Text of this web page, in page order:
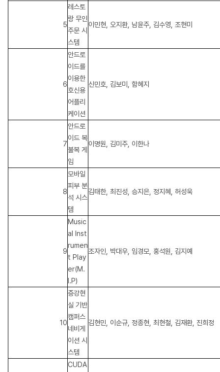
5
레스토
랑 무인
주문 시
스템
이민현, 오지환, 남윤주, 김수영, 조현미
6
안드로
이드를
이용한
호신용
어플리
케이션
신민호, 김보미, 함혜지
7
안드로
이드 복
불복 게
임
이명원, 김미주, 이한나
8
모바일
피부 분
석 시스
템
김태한, 최진성, 승지은, 정지혜, 허성욱
9
Music
al Inst
rumen
t Play
er(M.
I.P)
조자인, 박대우, 임경모, 홍석원, 김지예
10
증강현
실 기반
캠퍼스
네비게
이션 시
스템
김현민, 이순규, 정종현, 최현철, 김재환, 진희정
CUDA